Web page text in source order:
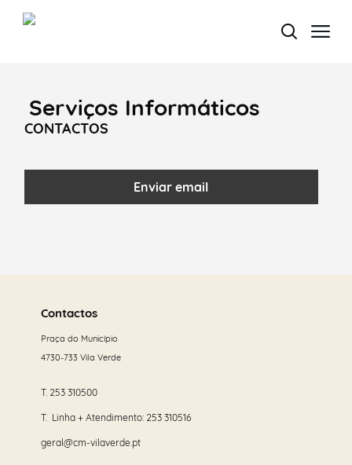
Termo de Pesquisa
Categorias gerais
Serviços Informáticos
CONTACTOS
Enviar email
maisContactos
Praça do Município
4730-733 Vila Verde
T. 253 310500
T. Linha + Atendimento: 253 310516
geral@cm-vilaverde.pt